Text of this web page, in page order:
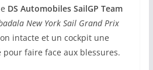
DS Automobiles SailGP Team
New York Sail Grand Prix
intacte et un cockpit une
faire face aux blessures.